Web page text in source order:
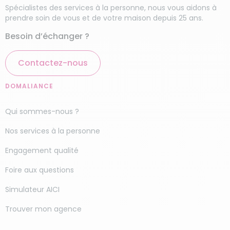
Alès ?
Pour bénéficier des services à la personne avec
Domaliance, la démarche est simple, il vous suffit
Demandez votre devis gratuit en ligne, sans
engagement. En cliquant sur le bouton «
Le responsable de l’agence Domaliance à
Alès vous contacte rapidement afin de
convenir d’une rencontre physique avec
vous et l’aide-ménagère qui sera
intérieur.
Ensemble, vous déterminez vos besoins en
de techniques de nettoyage à utilise, etc.
Spécialistes des services à la personne, nous vous aidons à
prendre soin de vous et de votre maison depuis 25 ans.
Besoin d’échanger ?
Contactez-nous
DOMALIANCE
Qui sommes-nous ?
Nos services à la personne
Engagement qualité
Foire aux questions
Simulateur AICI
Trouver mon agence